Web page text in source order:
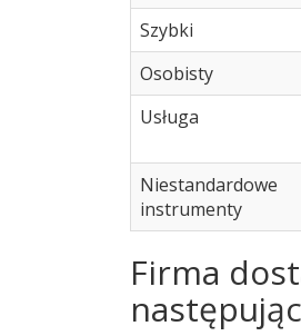
Szybki
Osobisty
Usługa
Niestandardowe
instrumenty
Firma